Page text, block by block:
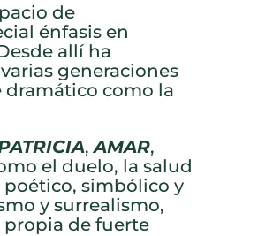
de
énfasis en
allí ha
generaciones
dramático como la
,AMAR,
el duelo, la salud
simbólico y
y surrealismo,
de fuerte